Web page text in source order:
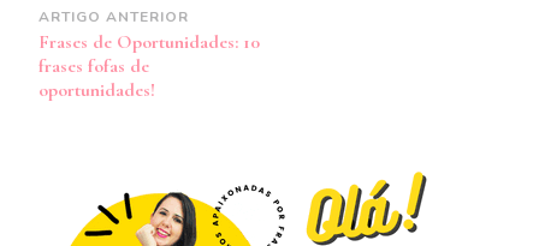
Navegação
de
post
ARTIGO ANTERIOR
Frases de Oportunidades: 10
frases fofas de
oportunidades!